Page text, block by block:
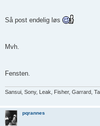
Så post endelig løs
Mvh.
Fensten.
Sansui, Sony, Leak, Fisher, Garrard,
pqrannes